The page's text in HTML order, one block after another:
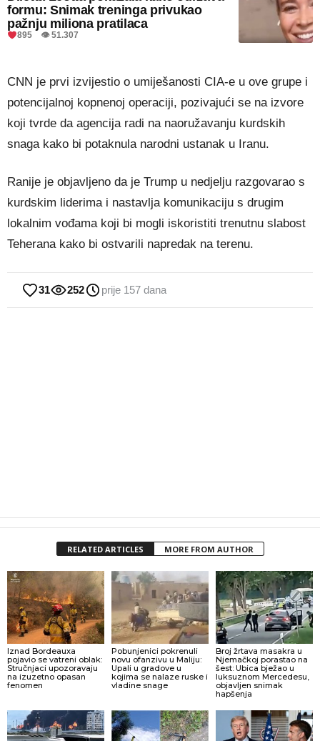
formu: Snimak treninga privukao
pažnju miliona pratilaca
895 👁 51.307
CNN je prvi izvijestio o umiješanosti CIA-e u ove grupe i
potencijalnoj kopnenoj operaciji, pozivajući se na izvore
koji tvrde da agencija radi na naoružavanju kurdskih
snaga kako bi potaknula narodni ustanak u Iranu.
Ranije je objavljeno da je Trump u nedjelju razgovarao s
kurdskim liderima i nastavlja komunikaciju s drugim
lokalnim vođama koji bi mogli iskoristiti trenutnu slabost
Teherana kako bi ostvarili napredak na terenu.
31 252 prije 157 dana
RELATED ARTICLES MORE FROM AUTHOR
Iznad Bordeauxa
pojavio se vatreni oblak:
Stručnjaci upozoravaju
na izuzetno opasan
fenomen
Pobunjenici pokrenuli
novu ofanzivu u Maliju:
Upali u gradove u
kojima se nalaze ruske i
vladine snage
Broj žrtava masakra u
Njemačkoj porastao na
šest: Ubica bježao u
luksuznom Mercedesu,
objavljen snimak
hapšenja